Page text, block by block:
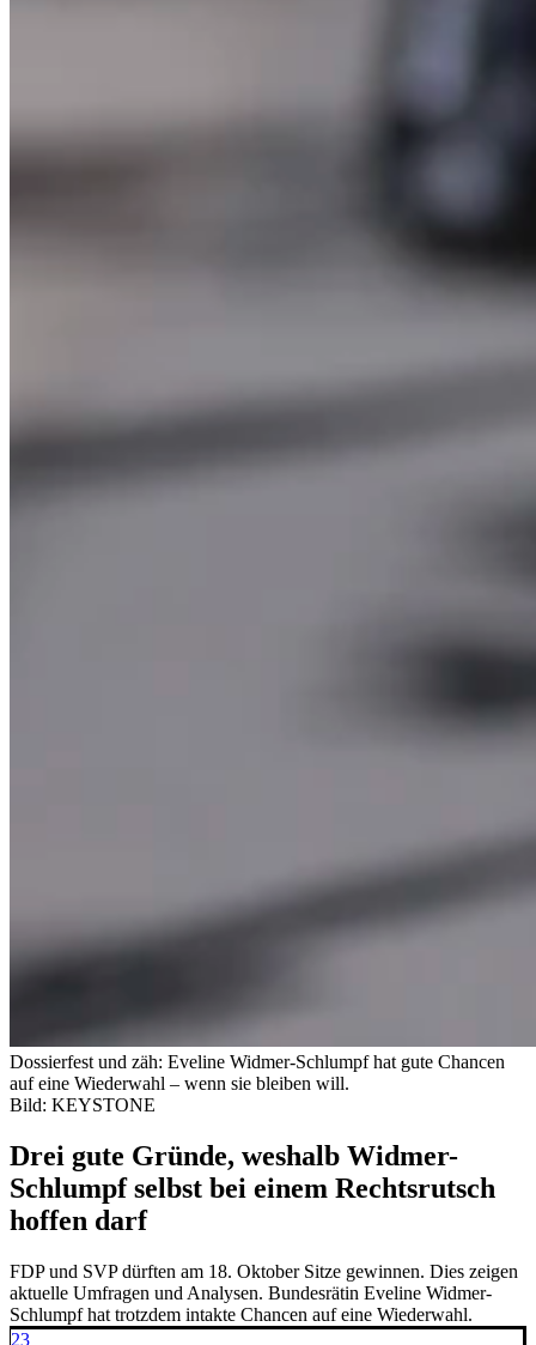
Dossierfest und zäh: Eveline Widmer-Schlumpf hat gute Chancen
auf eine Wiederwahl – wenn sie bleiben will.
Bild: KEYSTONE
Drei gute Gründe, weshalb Widmer-
Schlumpf selbst bei einem Rechtsrutsch
hoffen darf
FDP und SVP dürften am 18. Oktober Sitze gewinnen. Dies zeigen
aktuelle Umfragen und Analysen. Bundesrätin Eveline Widmer-
Schlumpf hat trotzdem intakte Chancen auf eine Wiederwahl.
23